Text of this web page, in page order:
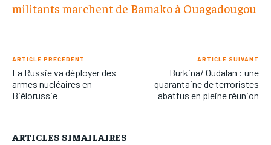
militants marchent de Bamako à Ouagadougou
ARTICLE PRÉCÉDENT
La Russie va déployer des
armes nucléaires en
Biélorussie
ARTICLE SUIVANT
Burkina/ Oudalan : une
quarantaine de terroristes
abattus en pleine réunion
ARTICLES SIMAILAIRES